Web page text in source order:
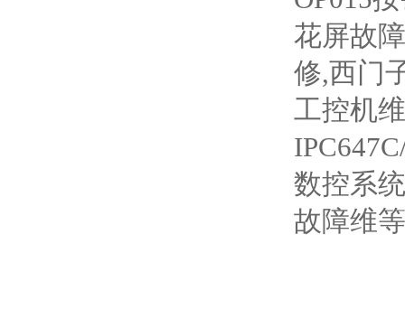
花屏故
修,西门
工控机
数控系
故障维